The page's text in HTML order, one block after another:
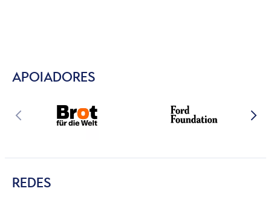
APOIADORES
REDES